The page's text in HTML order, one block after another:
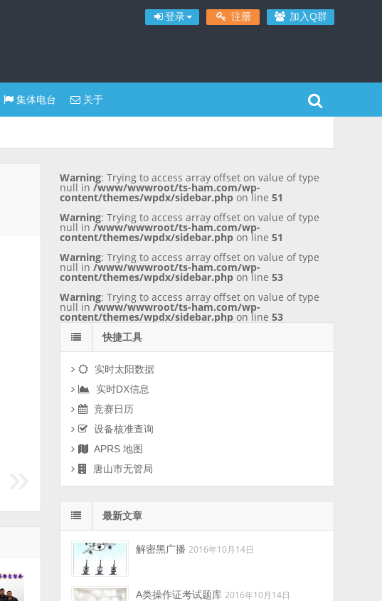
登录 注册 加入Q群
集体电台 关于
Warning: Trying to access array offset on value of type
null in /www/wwwroot/ts-ham.com/wp-
content/themes/wpdx/sidebar.phpon line 51
Warning: Trying to access array offset on value of type
null in /www/wwwroot/ts-ham.com/wp-
content/themes/wpdx/sidebar.phpon line 51
Warning: Trying to access array offset on value of type
null in /www/wwwroot/ts-ham.com/wp-
content/themes/wpdx/sidebar.phpon line 53
Warning: Trying to access array offset on value of type
null in /www/wwwroot/ts-ham.com/wp-
content/themes/wpdx/sidebar.phpon line 53
快捷工具
实时太阳数据
实时DX信息
竞赛日历
设备核准查询
APRS 地图
唐山市无管局
最新文章
解密黑广播 2016年10月14日
A类操作证考试题库 2016年10月14日